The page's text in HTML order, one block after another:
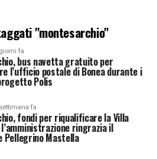
"montesarchio"
fa
bus navetta gratuito per
l’ufficio postale di Bonea durante i
Polis
fa
fondi per riqualificare la Villa
l’amministrazione ringrazia il
Pellegrino Mastella